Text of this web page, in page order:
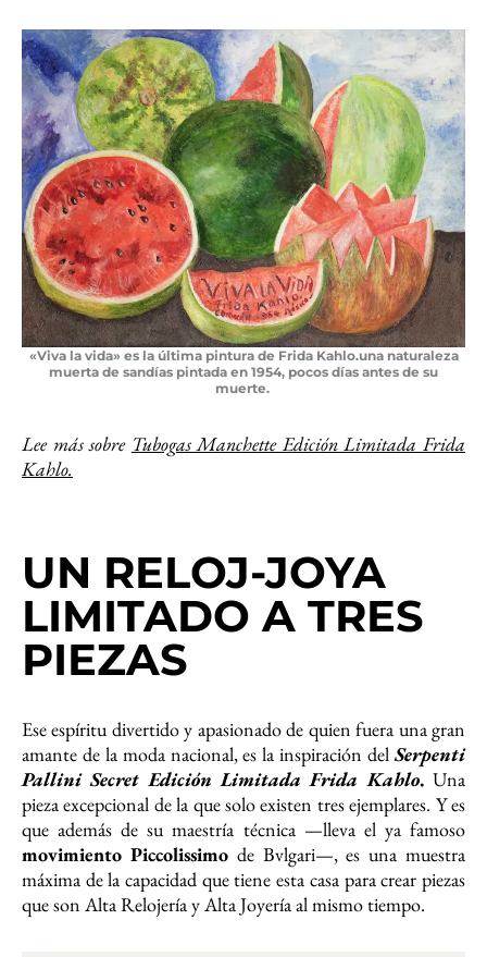
«Viva la vida» es la última pintura de Frida Kahlo.una naturaleza
muerta de sandías pintada en 1954, pocos días antes de su
muerte.
Lee más sobre Tubogas Manchette Edición Limitada Frida
Kahlo.
UN RELOJ-JOYA
LIMITADO A TRES
PIEZAS
Ese espíritu divertido y apasionado de quien fuera una gran
amante de la moda nacional, es la inspiración delSerpenti
Pallini Secret Edición Limitada Frida Kahlo. Una
pieza excepcional de la que solo existen tres ejemplares. Y es
que además de su maestría técnica —lleva el ya famoso
movimiento Piccolissimode Bvlgari—, es una muestra
máxima de la capacidad que tiene esta casa para crear piezas
que son Alta Relojería y Alta Joyería al mismo tiempo.